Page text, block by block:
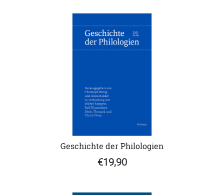
Geschichte der Philologien
€19,90